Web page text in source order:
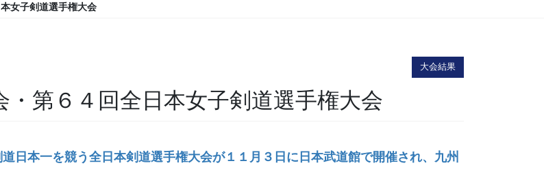
女子剣道選手権大会
大会結果
第６４回全日本女子剣道選手権大会
日本一を競う全日本剣道選手権大会が１１月３日に日本武道館で開催され、九州